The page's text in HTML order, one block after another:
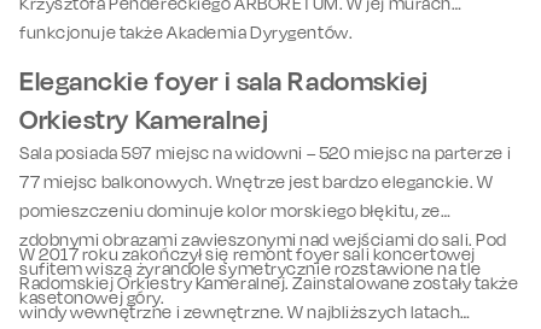
funkcjonuje także Akademia Dyrygentów.
Eleganckie foyer i sala Radomskiej
Orkiestry Kameralnej
Sala posiada 597 miejsc na widowni – 520 miejsc na parterze i
77 miejsc balkonowych. Wnętrze jest bardzo eleganckie. W
pomieszczeniu dominuje kolor morskiego błękitu, ze
zdobnymi obrazami zawieszonymi nad wejściami do sali. Pod
sufitem wiszą żyrandole symetrycznie rozstawione na tle
kasetonowej góry.
W 2017 roku zakończył się remont foyer sali koncertowej
Radomskiej Orkiestry Kameralnej. Zainstalowane zostały także
windy wewnętrzne i zewnętrzne. W najbliższych latach